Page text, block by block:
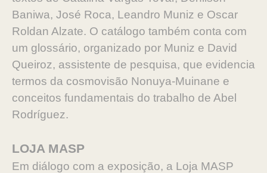
Baniwa, José Roca, Leandro Muniz e Oscar
Roldan Alzate. O catálogo também conta com
um glossário, organizado por Muniz e David
Queiroz, assistente de pesquisa, que evidencia
termos da cosmovisão Nonuya-Muinane e
conceitos fundamentais do trabalho de Abel
Rodríguez.
LOJA MASP
Em diálogo com a exposição, a Loja MASP